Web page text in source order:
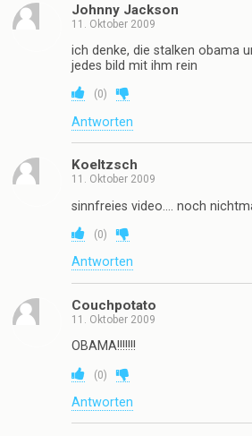
Johnny Jackson
11. Oktober 2009
ich denke, die stalken obama
jedes bild mit ihm rein
(0)
Antworten
Koeltzsch
11. Oktober 2009
sinnfreies video…. noch
(0)
Antworten
Couchpotato
11. Oktober 2009
OBAMA!!!!!!!
(0)
Antworten